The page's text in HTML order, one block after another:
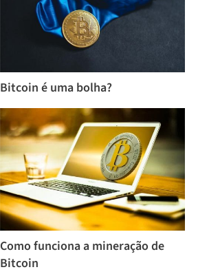
Bitcoin é uma bolha?
Como funciona a mineração de
Bitcoin